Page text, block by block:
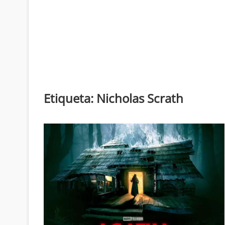
Etiqueta: Nicholas Scrath